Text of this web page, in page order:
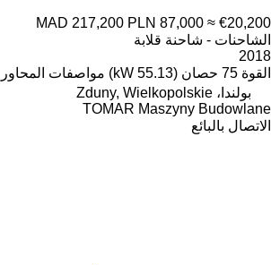
MAD 217,200 PLN 87,000 ≈ €20,200
الشاحنات - شاحنة قلابة
2018
القوة 75 حصان (55.13 kW) مواصفات المحاور
بولندا، Zduny, Wielkopolskie
TOMAR Maszyny Budowlane
الاتصال بالبائع